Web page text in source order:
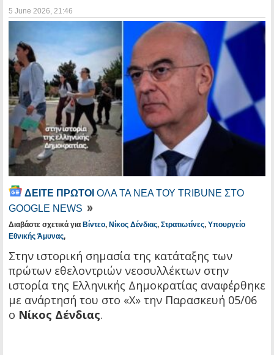
5 June 2026 , 21:46
ΔΕΙΤΕ ΠΡΩΤΟΙ ΟΛΑ ΤΑ ΝΕΑ ΤΟΥ TRIBUNE ΣΤΟ
GOOGLE NEWS
Διαβάστε σχετικά για Βίντεο, Νίκος Δένδιας, Στρατιωτίνες, Υπουργείο
Εθνικής Άμυνας,
Στην ιστορική σημασία της κατάταξης των
πρώτων εθελοντριών νεοσυλλέκτων στην
ιστορία της Ελληνικής Δημοκρατίας αναφέρθηκε
με ανάρτησή του στο «Χ» την Παρασκευή 05/06
ο Νίκος Δένδιας.